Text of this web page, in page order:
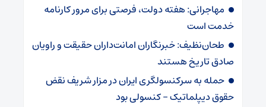
مهاجرانی: هفته دولت، فرصتی برای مرور کارنامه
خدمت است
طحان‌نظیف: خبرنگاران امانت‌داران حقیقت و راویان
صادق تاریخ‌ هستند
حمله به سرکنسولگری ایران در مزار شریف نقض
حقوق دیپلماتیک – کنسولی بود